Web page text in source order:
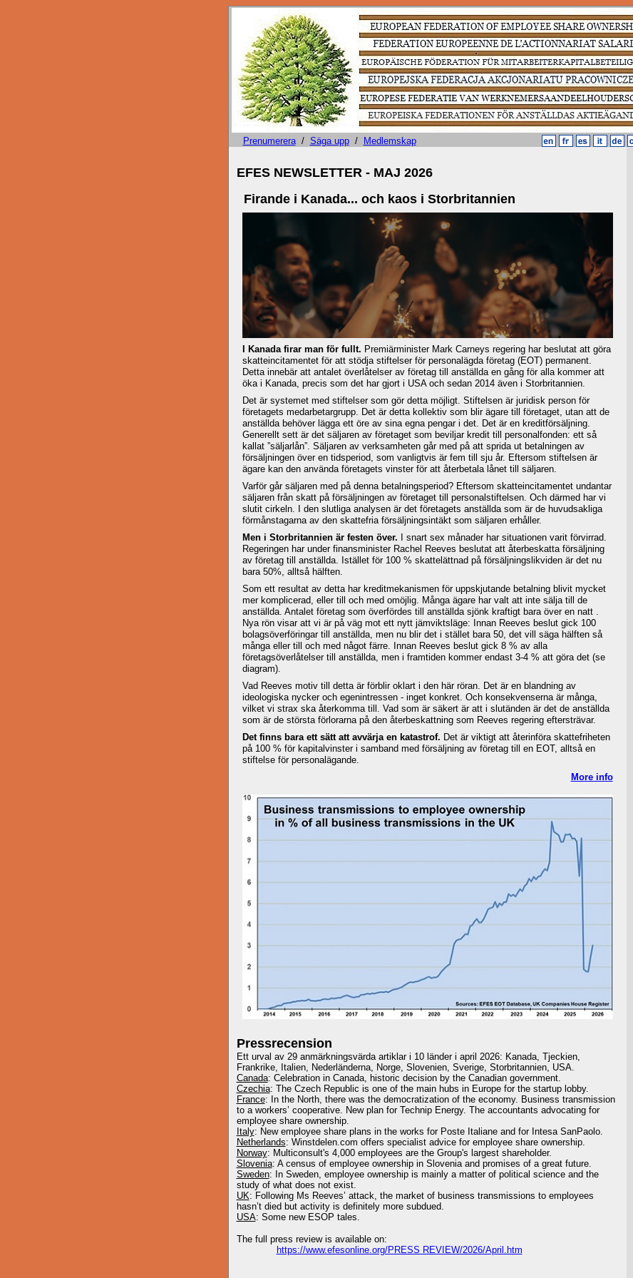
Prenumerera/ Säga upp/ Medlemskap
EFES NEWSLETTER - MAJ 2026
Firande i Kanada... och kaos i Storbritannien
I Kanada firar man för fullt. Premiärminister Mark Carneys regering har beslutat att göra
skatteincitamentet för att stödja stiftelser för personalägda företag (EOT) permanent.
Detta innebär att antalet överlåtelser av företag till anställda en gång för alla kommer att
öka i Kanada, precis som det har gjort i USA och sedan 2014 även i Storbritannien.
Det är systemet med stiftelser som gör detta möjligt. Stiftelsen är juridisk person för
företagets medarbetargrupp. Det är detta kollektiv som blir ägare till företaget, utan att de
anställda behöver lägga ett öre av sina egna pengar i det. Det är en kreditförsäljning.
Generellt sett är det säljaren av företaget som beviljar kredit till personalfonden: ett så
kallat ”säljarlån”. Säljaren av verksamheten går med på att sprida ut betalningen av
försäljningen över en tidsperiod, som vanligtvis är fem till sju år. Eftersom stiftelsen är
ägare kan den använda företagets vinster för att återbetala lånet till säljaren.
Varför går säljaren med på denna betalningsperiod? Eftersom skatteincitamentet undantar
säljaren från skatt på försäljningen av företaget till personalstiftelsen. Och därmed har vi
slutit cirkeln. I den slutliga analysen är det företagets anställda som är de huvudsakliga
förmånstagarna av den skattefria försäljningsintäkt som säljaren erhåller.
Men i Storbritannien är festen över. I snart sex månader har situationen varit förvirrad.
Regeringen har under finansminister Rachel Reeves beslutat att återbeskatta försäljning
av företag till anställda. Istället för 100 % skattelättnad på försäljningslikviden är det nu
bara 50%, alltså hälften.
Som ett resultat av detta har kreditmekanismen för uppskjutande betalning blivit mycket
mer komplicerad, eller till och med omöjlig. Många ägare har valt att inte sälja till de
anställda. Antalet företag som överfördes till anställda sjönk kraftigt bara över en natt .
Nya rön visar att vi är på väg mot ett nytt jämviktsläge: Innan Reeves beslut gick 100
bolagsöverföringar till anställda, men nu blir det i stället bara 50, det vill säga hälften så
många eller till och med något färre. Innan Reeves beslut gick 8 % av alla
företagsöverlåtelser till anställda, men i framtiden kommer endast 3-4 % att göra det (se
diagram).
Vad Reeves motiv till detta är förblir oklart i den här röran. Det är en blandning av
ideologiska nycker och egenintressen - inget konkret. Och konsekvenserna är många,
vilket vi strax ska återkomma till. Vad som är säkert är att i slutänden är det de anställda
som är de största förlorarna på den återbeskattning som Reeves regering eftersträvar.
Det finns bara ett sätt att avvärja en katastrof. Det är viktigt att återinföra skattefriheten
på 100 % för kapitalvinster i samband med försäljning av företag till en EOT, alltså en
stiftelse för personalägande.
More info
Pressrecension
Ett urval av 29 anmärkningsvärda artiklar i 10 länder i april 2026: Kanada, Tjeckien,
Frankrike, Italien, Nederländerna, Norge, Slovenien, Sverige, Storbritannien, USA.
Canada: Celebration in Canada, historic decision by the Canadian government.
Czechia: The Czech Republic is one of the main hubs in Europe for the startup lobby.
France: In the North, there was the democratization of the economy. Business transmission
to a workers’ cooperative. New plan for Technip Energy. The accountants advocating for
employee share ownership.
Italy: New employee share plans in the works for Poste Italiane and for Intesa SanPaolo.
Netherlands: Winstdelen.com offers specialist advice for employee share ownership.
Norway: Multiconsult's 4,000 employees are the Group's largest shareholder.
Slovenia: A census of employee ownership in Slovenia and promises of a great future.
Sweden: In Sweden, employee ownership is mainly a matter of political science and the
study of what does not exist.
UK: Following Ms Reeves’ attack, the market of business transmissions to employees
hasn’t died but activity is definitely more subdued.
USA: Some new ESOP tales.
The full press review is available on:
https://www.efesonline.org/PRESS REVIEW/2026/April.htm